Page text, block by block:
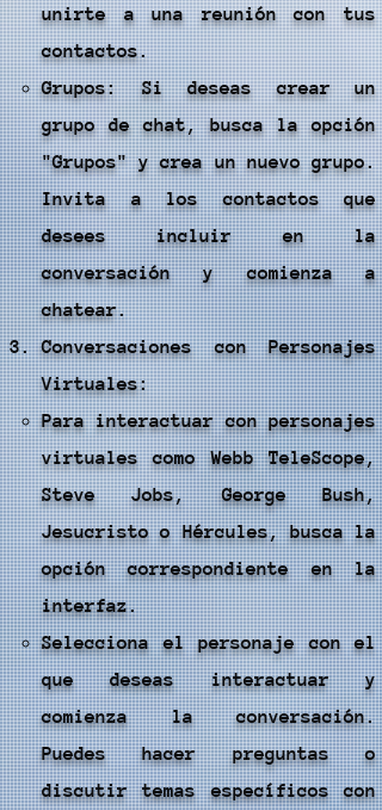
unirte a una reunión con tus
contactos.
Grupos: Si deseas crear un
grupo de chat, busca la opción
"Grupos" y crea un nuevo grupo.
Invita a los contactos que
desees incluir en la
conversación y comienza a
chatear.
Conversaciones con Personajes
Virtuales:
Para interactuar con personajes
virtuales como Webb TeleScope,
Steve Jobs, George Bush,
Jesucristo o Hércules, busca la
opción correspondiente en la
interfaz.
Selecciona el personaje con el
que deseas interactuar y
comienza la conversación.
Puedes hacer preguntas o
discutir temas específicos con